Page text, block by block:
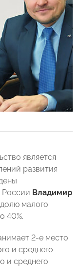
является
развития
России Владимир
малого
40%.
2-е место
и среднего
и среднего